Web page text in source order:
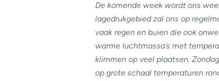
De komende week wordt ons
lagedrukgebied zal ons op
vaak regen en buien die ook
warme luchtmassa’s met
klimmen op veel plaatsen.
op grote schaal temperaturen